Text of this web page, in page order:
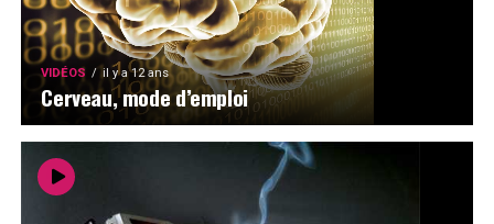
VIDÉOS il y a 12 ans
Cerveau, mode d’emploi